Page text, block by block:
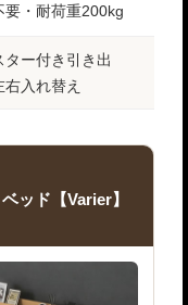
要・耐荷重200kg
ター付き引き出
右入れ替え
ッド【Varier】